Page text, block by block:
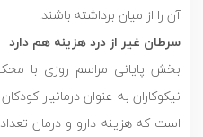
آن را از میان برداشته باشند.
سرطان غیر از درد هزینه هم دارد
بخش پایانی مراسم روزی با
نیکوکاران به عنوان درمانیار
است که هزینه دارو و درمان